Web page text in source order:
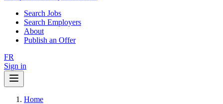
Search Jobs
Search Employers
About
Publish an Offer
FR
Sign in
Home